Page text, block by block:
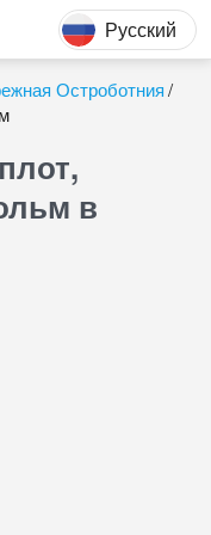
Русский
Остроботния
в